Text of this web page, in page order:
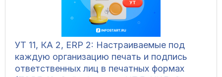
УТ 11, КА 2, ERP 2: Настраиваемые под
каждую организацию печать и подпись
ответственных лиц в печатных формах